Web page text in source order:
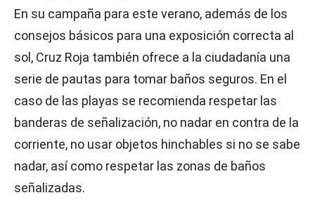
En su campaña para este verano, además de los
consejos básicos para una exposición correcta al
sol, Cruz Roja también ofrece a la ciudadanía una
serie de pautas para tomar baños seguros. En el
caso de las playas se recomienda respetar las
banderas de señalización, no nadar en contra de la
corriente, no usar objetos hinchables si no se sabe
nadar, así como respetar las zonas de baños
señalizadas.